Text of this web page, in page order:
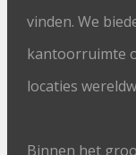
vinden. We
kantoorruimte
locaties
Binnen het